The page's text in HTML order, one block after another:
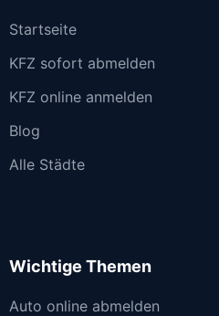
Startseite
KFZ sofort abmelden
KFZ online anmelden
Blog
Alle Städte
Wichtige Themen
Auto online abmelden